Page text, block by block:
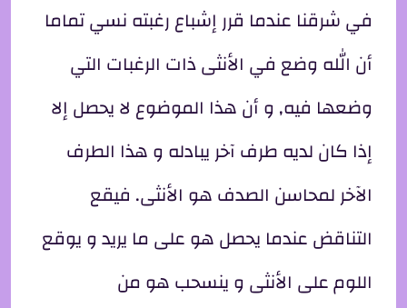
في شرقنا عندما قرر إشباع رغبته نسي تماما
أن الله وضع في الأنثى ذات الرغبات التي
وضعها فيه, و أن هذا الموضوع لا يحصل إلا
إذا كان لديه طرف آخر يبادله و هذا الطرف
الآخر لمحاسن الصدف هو الأنثى. فيقع
التناقض عندما يحصل هو على ما يريد و يوقع
اللوم على الأنثى و ينسحب هو من